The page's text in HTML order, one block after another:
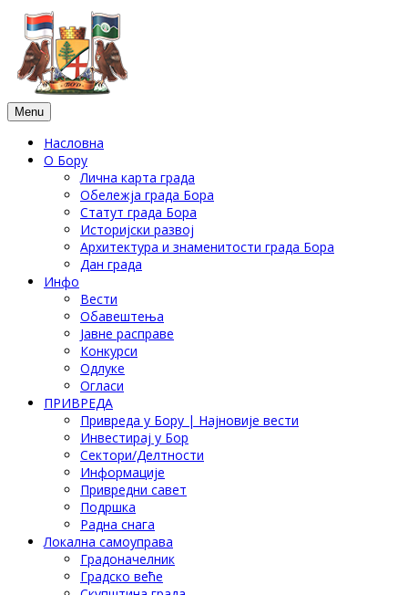
Menu
Насловна
О Бору
Лична карта града
Обележја града Бора
Статут града Бора
Историјски развој
Архитектура и знаменитости града Бора
Дан града
Инфо
Вести
Обавештења
Јавне расправе
Конкурси
Одлуке
Огласи
ПРИВРЕДА
Привреда у Бору | Најновије вести
Инвестирај у Бор
Сектори/Делтности
Информације
Привредни савет
Подршка
Радна снага
Локална самоуправа
Градоначелник
Градско веће